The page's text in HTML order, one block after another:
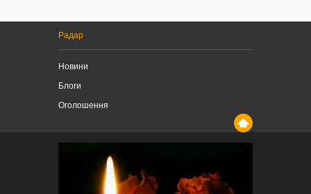
Радар
Новини
Блоги
Оголошення